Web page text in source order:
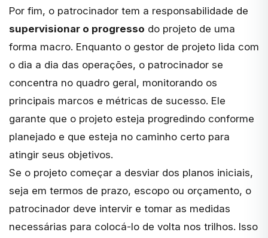
Por fim, o patrocinador tem a responsabilidade de
supervisionar o progresso do projeto de uma
forma macro. Enquanto o gestor de projeto lida com
o dia a dia das operações, o patrocinador se
concentra no quadro geral, monitorando os
principais marcos e métricas de sucesso. Ele
garante que o projeto esteja progredindo conforme
planejado e que esteja no caminho certo para
atingir seus objetivos.
Se o projeto começar a desviar dos planos iniciais,
seja em termos de prazo, escopo ou orçamento, o
patrocinador deve intervir e tomar as medidas
necessárias para colocá-lo de volta nos trilhos. Isso